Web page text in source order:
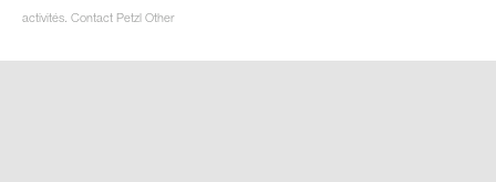
activités. Contact Petzl Other